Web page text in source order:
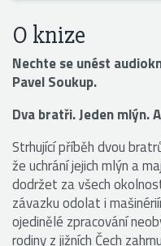
O knize
Nechte se unést
Pavel Soukup.
Dva bratři. Jeden mlýn.
Strhující příběh dvou
že uchrání jejich mlýn a
dodržet za všech
závazku odolat i
ojedinělé zpracování
rodiny z jižních Čech